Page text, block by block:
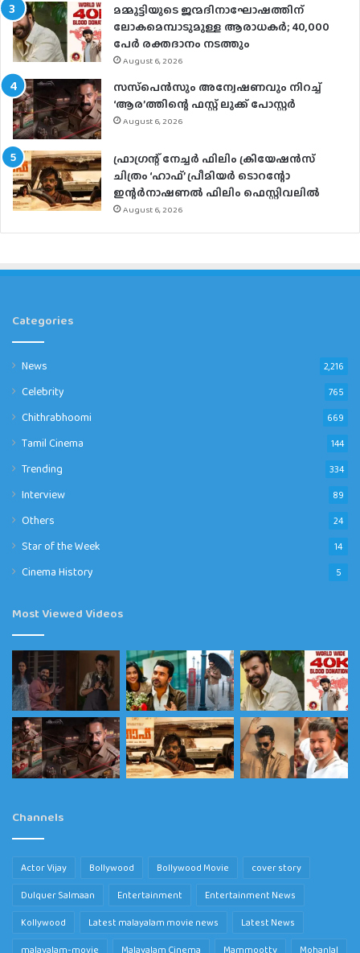
മമ്മൂട്ടിയുടെ ജന്മദിനാഘോഷത്തിന്
ലോകമെമ്പാടുമുള്ള ആരാധകര്‍; 40,000
പേര്‍ രക്തദാനം നടത്തും
August 6, 2026
സസ്‌പെന്‍സും അന്വേഷണവും നിറച്ച്
‘ആര’ത്തിന്റെ ഫസ്റ്റ് ലുക്ക് പോസ്റ്റര്‍
August 6, 2026
ഫ്രാഗ്രന്റ് നേച്ചര്‍ ഫിലിം ക്രിയേഷന്‍സ്
ചിത്രം ‘ഹാഫ്’ പ്രീമിയര്‍ ടൊറന്റോ
ഇന്റര്‍നാഷണല്‍ ഫിലിം ഫെസ്റ്റിവലില്‍
August 6, 2026
Categories
News 2,216
Celebrity 765
Chithrabhoomi 669
Tamil Cinema 144
Trending 334
Interview 89
Others 24
Star of the Week 14
Cinema History 5
Most Viewed Videos
Channels
Actor Vijay Bollywood Bollywood Movie
cover story
Dulquer Salmaan
Entertainment
Entertainment News
Kollywood
Latest malayalam movie news
Latest News
malayalam-movie
Malayalam Cinema Mammootty Mohanlal